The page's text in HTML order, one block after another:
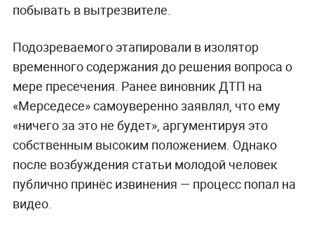
побывать в вытрезвителе.
Подозреваемого этапировали в изолятор
временного содержания до решения вопроса о
мере пресечения. Ранее виновник ДТП на
«Мерседесе» самоуверенно заявлял, что ему
«ничего за это не будет», аргументируя это
собственным высоким положением. Однако
после возбуждения статьи молодой человек
публично принёс извинения — процесс попал на
видео.